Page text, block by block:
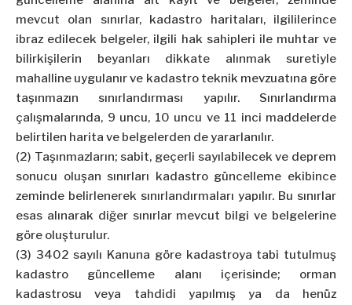
mevcut olan sınırlar, kadastro haritaları, ilgililerince
ibraz edilecek belgeler, ilgili hak sahipleri ile muhtar ve
bilirkişilerin beyanları dikkate alınmak suretiyle
mahalline uygulanır ve kadastro teknik mevzuatına göre
taşınmazın sınırlandırması yapılır. Sınırlandırma
çalışmalarında, 9 uncu, 10 uncu ve 11 inci maddelerde
belirtilen harita ve belgelerden de yararlanılır.
(2) Taşınmazların; sabit, geçerli sayılabilecek ve deprem
sonucu oluşan sınırları kadastro güncelleme ekibince
zeminde belirlenerek sınırlandırmaları yapılır. Bu sınırlar
esas alınarak diğer sınırlar mevcut bilgi ve belgelerine
göre oluşturulur.
(3) 3402 sayılı Kanuna göre kadastroya tabi tutulmuş
kadastro güncelleme alanı içerisinde; orman
kadastrosu veya tahdidi yapılmış ya da henüz